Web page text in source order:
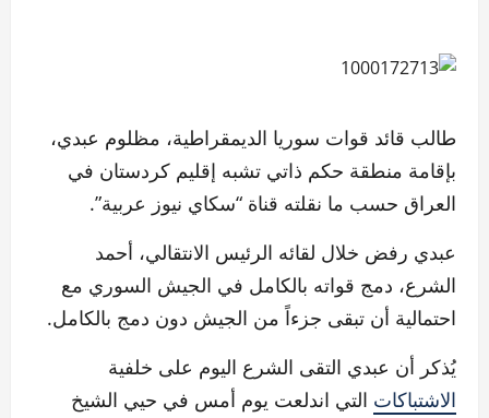
طالب قائد قوات سوريا الديمقراطية، مظلوم عبدي،
بإقامة منطقة حكم ذاتي تشبه إقليم كردستان في
العراق حسب ما نقلته قناة “سكاي نيوز عربية”.
عبدي رفض خلال لقائه الرئيس الانتقالي، أحمد
الشرع، دمج قواته بالكامل في الجيش السوري مع
احتمالية أن تبقى جزءاً من الجيش دون دمج بالكامل.
يُذكر أن عبدي التقى الشرع اليوم على خلفية
الاشتباكات التي اندلعت يوم أمس في حيي الشيخ